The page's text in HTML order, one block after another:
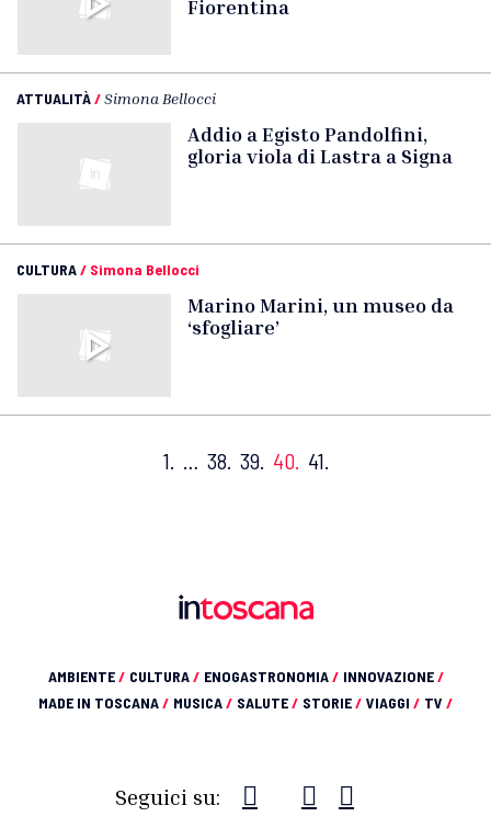
Fiorentina
ATTUALITÀ/Simona Bellocci
Addio a Egisto Pandolfini,
gloria viola di Lastra a Signa
CULTURA/ Simona Bellocci
Marino Marini, un museo da
‘sfogliare’
1. … 38. 39. 40. 41.
AMBIENTE/ CULTURA/ ENOGASTRONOMIA/ INNOVAZIONE/
MADE IN TOSCANA/ MUSICA/ SALUTE/ STORIE/ VIAGGI / TV /
Seguici su: